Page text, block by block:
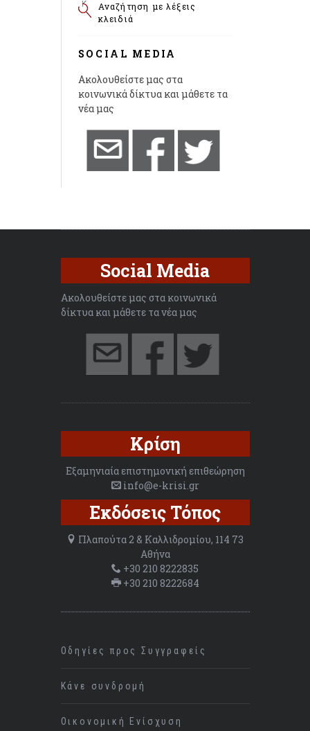
Αναζήτηση με λέξεις
κλειδιά
SOCIAL MEDIA
Ακολουθείστε μας στα
κοινωνικά δίκτυα και μάθετε τα
νέα μας
Social Media
Ακολουθείστε μας στα κοινωνικά
δίκτυα και μάθετε τα νέα μας
Κρίση
Εξαμηνιαία επιστημονική επιθεώρηση
info@e-krisi.gr
Εκδόσεις Τόπος
Πλαπούτα 2 & Καλλιδρομίου, 114 73
Αθήνα
+30 210 8222835
+30 210 8222684
Οδηγίες προς Συγγραφείς
Κάνε συνδρομή
Οικονομική Ενίσχυση